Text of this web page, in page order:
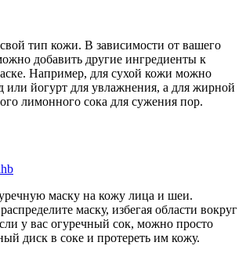
тип кожи. В зависимости от вашего
добавить другие ингредиенты к
Например, для сухой кожи можно
или йогурт для увлажнения, а для жирной
лимонного сока для сужения пор.
маску на кожу лица и шеи.
маску, избегая области вокруг
у вас огуречный сок, можно просто
диск в соке и протереть им кожу.